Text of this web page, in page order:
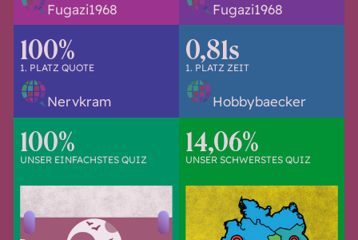
Fugazi1968 Fugazi1968
100%
1. PLATZ QUOTE
Nervkram
0,81s
1. PLATZ ZEIT
Hobbybaecker
100%
UNSER EINFACHSTES QUIZ
14,06%
UNSER SCHWERSTES QUIZ